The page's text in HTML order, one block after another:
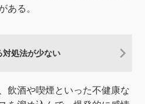
ある。
対処法が少ない
飲酒や喫煙といった不健康な